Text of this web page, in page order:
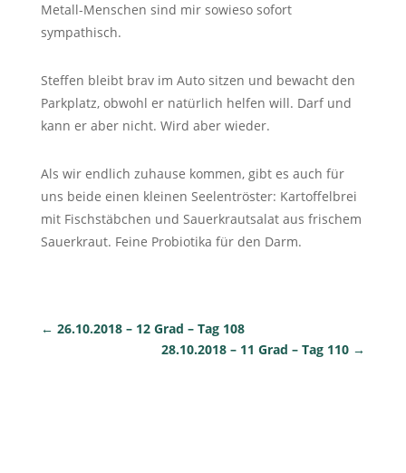
Metall-Menschen sind mir sowieso sofort
sympathisch.
Steffen bleibt brav im Auto sitzen und bewacht den
Parkplatz, obwohl er natürlich helfen will. Darf und
kann er aber nicht. Wird aber wieder.
Als wir endlich zuhause kommen, gibt es auch für
uns beide einen kleinen Seelentröster: Kartoffelbrei
mit Fischstäbchen und Sauerkrautsalat aus frischem
Sauerkraut. Feine Probiotika für den Darm.
← 26.10.2018 – 12 Grad – Tag 108
28.10.2018 – 11 Grad – Tag 110 →